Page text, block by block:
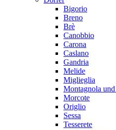
Bigorio
Breno
Brè
Canobbio
Carona
Caslano
Gandria
Melide
Miglieglia
Montagnola
Morcote
Origlio
Sessa
Tesserete